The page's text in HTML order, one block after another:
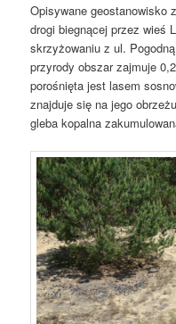
Opisywane geostanowisko
drogi biegnącej przez wieś
skrzyżowaniu z ul.
przyrody obszar zajmuje
porośnięta jest lasem
znajduje się na jego
gleba kopalna